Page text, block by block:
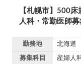
【札幌市】500
人科・常勤医師募
勤務地 北海道
募集科目 産婦人